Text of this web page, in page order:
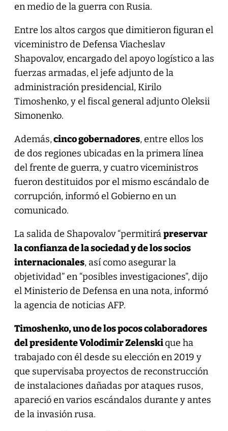
en medio de la guerra con Rusia.
Entre los altos cargos que dimitieron figuran el
viceministro de Defensa Viacheslav
Shapovalov, encargado del apoyo logístico a las
fuerzas armadas, el jefe adjunto de la
administración presidencial, Kirilo
Timoshenko, y el fiscal general adjunto Oleksii
Simonenko.
Además,cinco gobernadores, entre ellos los
de dos regiones ubicadas en la primera línea
del frente de guerra, y cuatro viceministros
fueron destituidos por el mismo escándalo de
corrupción, informó el Gobierno en un
comunicado.
La salida de Shapovalov “permitirápreservar
la confianza de la sociedad y de los socios
internacionales, así como asegurar la
objetividad” en “posibles investigaciones”, dijo
el Ministerio de Defensa en una nota, informó
la agencia de noticias AFP.
Timoshenko, uno de los pocos colaboradores
del presidente Volodimir Zelenskique ha
trabajado con él desde su elección en 2019 y
que supervisaba proyectos de reconstrucción
de instalaciones dañadas por ataques rusos,
apareció en varios escándalos durante y antes
de la invasión rusa.